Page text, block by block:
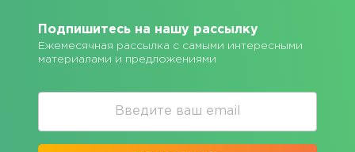
Подпишитесь на нашу рассылку
Ежемесячная рассылка с самыми интересными
материалами и предложениями